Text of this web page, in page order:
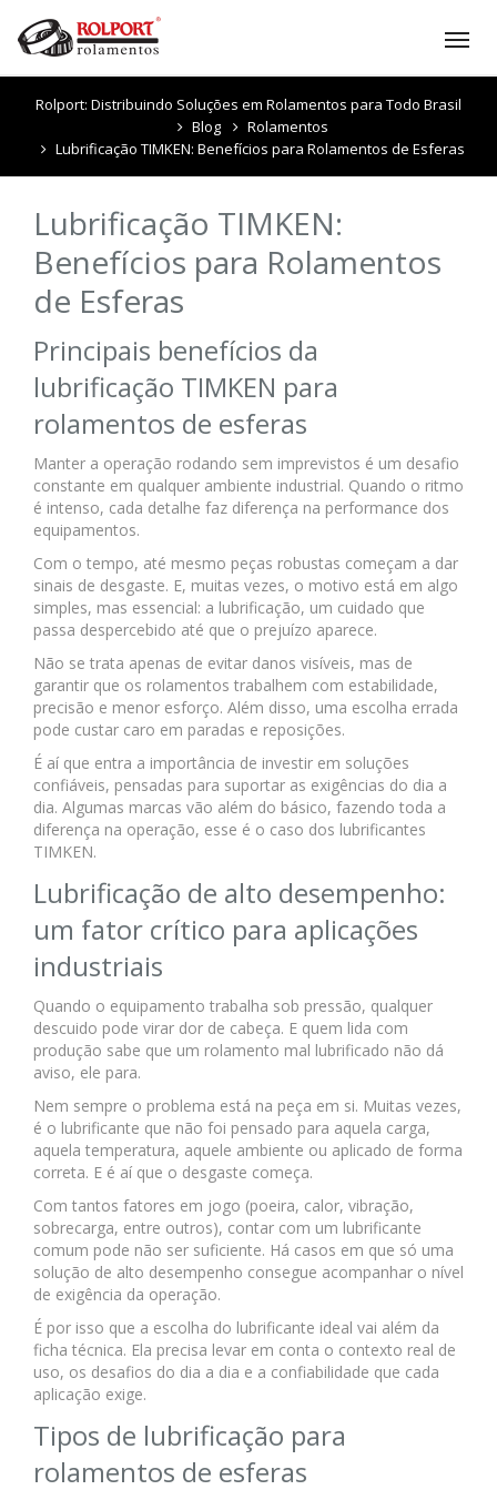
Rolport: Distribuindo Soluções em Rolamentos para Todo Brasil
Blog
Rolamentos
Lubrificação TIMKEN: Benefícios para Rolamentos de Esferas
Lubrificação TIMKEN:
Benefícios para Rolamentos
de Esferas
Principais benefícios da
lubrificação TIMKEN para
rolamentos de esferas
Manter a operação rodando sem imprevistos é um desafio
constante em qualquer ambiente industrial. Quando o ritmo
é intenso, cada detalhe faz diferença na performance dos
equipamentos.
Com o tempo, até mesmo peças robustas começam a dar
sinais de desgaste. E, muitas vezes, o motivo está em algo
simples, mas essencial: a lubrificação, um cuidado que
passa despercebido até que o prejuízo aparece.
Não se trata apenas de evitar danos visíveis, mas de
garantir que os rolamentos trabalhem com estabilidade,
precisão e menor esforço. Além disso, uma escolha errada
pode custar caro em paradas e reposições.
É aí que entra a importância de investir em soluções
confiáveis, pensadas para suportar as exigências do dia a
dia. Algumas marcas vão além do básico, fazendo toda a
diferença na operação, esse é o caso dos lubrificantes
TIMKEN.
Lubrificação de alto desempenho:
um fator crítico para aplicações
industriais
Quando o equipamento trabalha sob pressão, qualquer
descuido pode virar dor de cabeça. E quem lida com
produção sabe que um rolamento mal lubrificado não dá
aviso, ele para.
Nem sempre o problema está na peça em si. Muitas vezes,
é o lubrificante que não foi pensado para aquela carga,
aquela temperatura, aquele ambiente ou aplicado de forma
correta. E é aí que o desgaste começa.
Com tantos fatores em jogo (poeira, calor, vibração,
sobrecarga, entre outros), contar com um lubrificante
comum pode não ser suficiente. Há casos em que só uma
solução de alto desempenho consegue acompanhar o nível
de exigência da operação.
É por isso que a escolha do lubrificante ideal vai além da
ficha técnica. Ela precisa levar em conta o contexto real de
uso, os desafios do dia a dia e a confiabilidade que cada
aplicação exige.
Tipos de lubrificação para
rolamentos de esferas